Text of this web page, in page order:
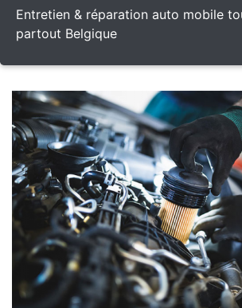
Entretien & réparation auto mobile
partout Belgique